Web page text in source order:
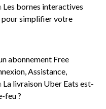
Les bornes interactives
pour simplifier votre
abonnement Free
Assistance,
La livraison Uber Eats est-
feu ?